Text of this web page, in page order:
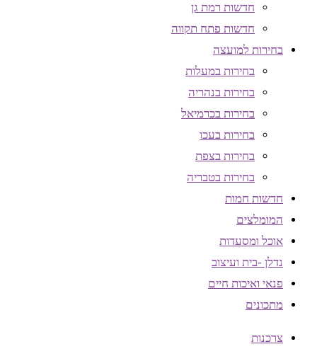
חדשות רמת גן
חדשות פתח תקווה
בחירות למועצה
בחירות במעלות
בחירות בנהריה
בחירות בכרמיאל
בחירות בעכו
בחירות בצפת
בחירות בטבריה
חדשות חמות
המומלצים
אוכל ומסעדות
נדלן -בית ועיצוב
פנאי ואיכות חיים
מתכונים
צרכנות